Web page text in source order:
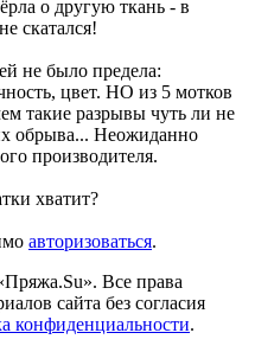
о другую ткань - в
скатался!
не было предела:
цвет. НО из 5 мотков
такие разрывы чуть ли не
обрыва... Неожиданно
производителя.
хватит?
авторизоваться.
Все права
сайта без согласия
конфиденциальности.